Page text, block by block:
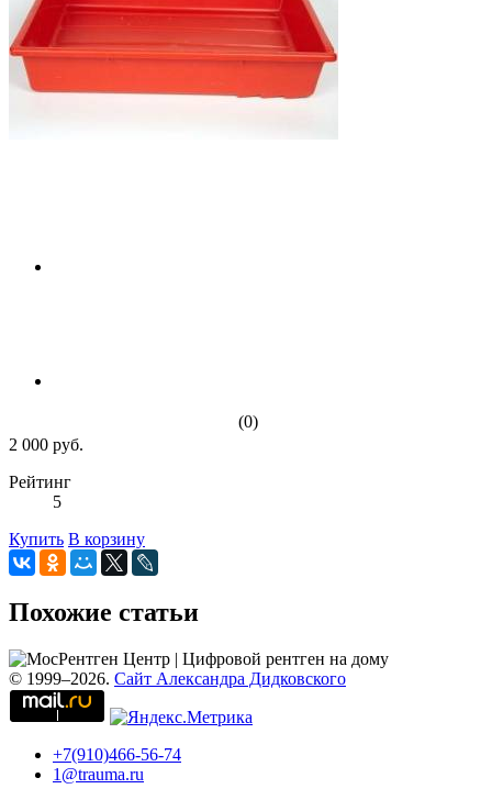
(0)
2 000 руб.
Рейтинг
5
Купить В корзину
Похожие статьи
© 1999–2026. Сайт Александра Дидковского
+7(910)466-56-74
1@trauma.ru